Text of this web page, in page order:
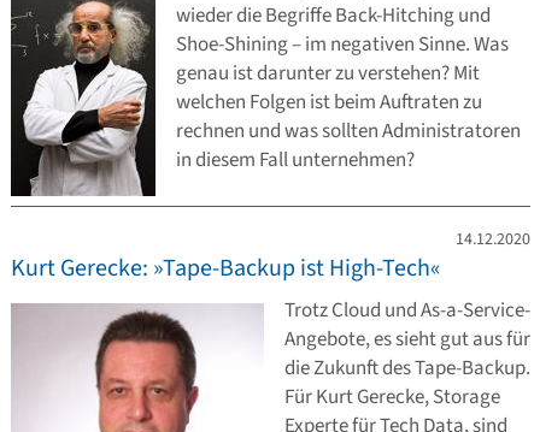
wieder die Begriffe Back-Hitching und
Shoe-Shining – im negativen Sinne. Was
genau ist darunter zu verstehen? Mit
welchen Folgen ist beim Auftraten zu
rechnen und was sollten Administratoren
in diesem Fall unternehmen?
14.12.2020
Kurt Gerecke: »Tape-Backup ist High-Tech«
Trotz Cloud und As-a-Service-
Angebote, es sieht gut aus für
die Zukunft des Tape-Backup.
Für Kurt Gerecke, Storage
Experte für Tech Data, sind